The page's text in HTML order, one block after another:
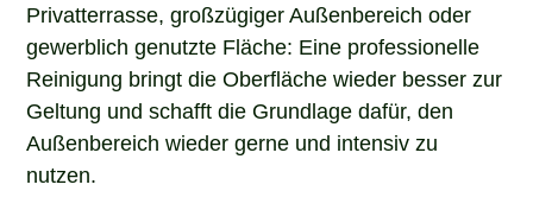
Privatterrasse, großzügiger Außenbereich oder
gewerblich genutzte Fläche: Eine professionelle
Reinigung bringt die Oberfläche wieder besser zur
Geltung und schafft die Grundlage dafür, den
Außenbereich wieder gerne und intensiv zu
nutzen.